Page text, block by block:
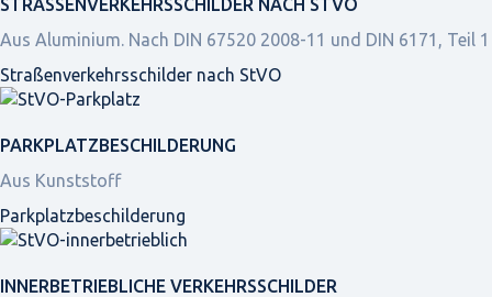
STRASSEN­VERKEHRS­SCHILDER NACH STVO
Aus Aluminium. Nach DIN 67520 2008-11 und DIN 6171, Teil 1
Straßen­verkehrs­schilder nach StVO
PARKPLATZ­BESCHILDERUNG
Aus Kunststoff
Parkplatz­beschilderung
INNER­BETRIEBLICHE VERKEHRS­SCHILDER